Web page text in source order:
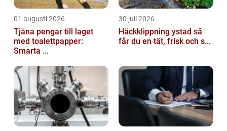
01 augusti 2026
Tjäna pengar till laget
med toalettpapper:
Smarta ...
30 juli 2026
Häckklippning ystad så
får du en tät, frisk och s...